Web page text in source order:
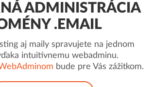
ADMINISTRÁCIA
.EMAIL
aj maily spravujete na jednom
intuitívnemu webadminu.
bude pre Vás zážitkom.